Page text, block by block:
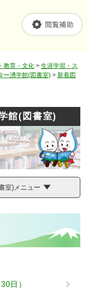
教育・文化 > 生涯学習・ス
ー湧学館(図書室) > 新着図
館(図書室)
室)メニュー
日）